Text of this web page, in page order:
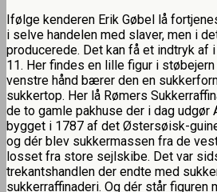
Ifølge kenderen Erik Gøbel lå
i selve handelen med slaver, men i
producerede. Det kan få et indtryk af
11. Her findes en lille figur i
venstre hånd bærer den en
sukkertop. Her lå Rømers
de to gamle pakhuse der i dag udgør
bygget i 1787 af det Østersøisk-
og dér blev sukkermassen fra de
losset fra store sejlskibe. Det var
trekantshandlen der endte med
sukkerraffinaderi. Og dér står figuren